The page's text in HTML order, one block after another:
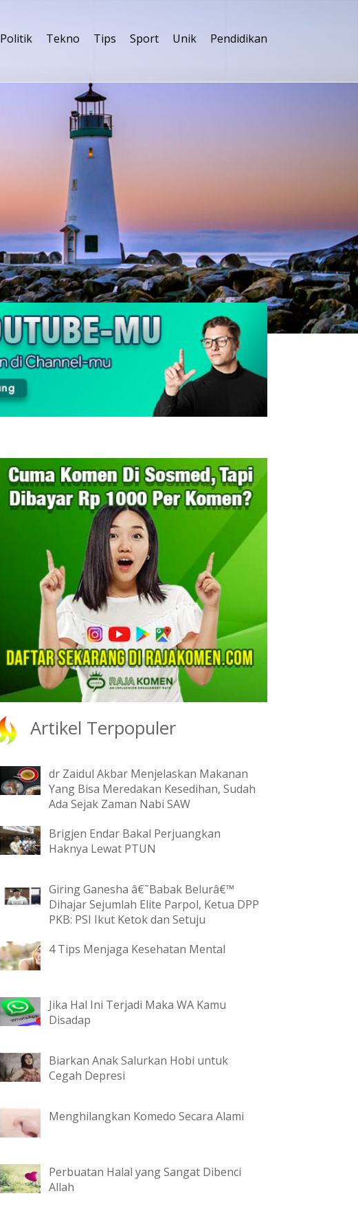
Politik Tekno Tips Sport Unik Pendidikan
Artikel Terpopuler
dr Zaidul Akbar Menjelaskan Makanan
Yang Bisa Meredakan Kesedihan, Sudah
Ada Sejak Zaman Nabi SAW
Brigjen Endar Bakal Perjuangkan
Haknya Lewat PTUN
Giring Ganesha â€˜Babak Belurâ€™
Dihajar Sejumlah Elite Parpol, Ketua DPP
PKB: PSI Ikut Ketok dan Setuju
4 Tips Menjaga Kesehatan Mental
Jika Hal Ini Terjadi Maka WA Kamu
Disadap
Biarkan Anak Salurkan Hobi untuk
Cegah Depresi
Menghilangkan Komedo Secara Alami
Perbuatan Halal yang Sangat Dibenci
Allah